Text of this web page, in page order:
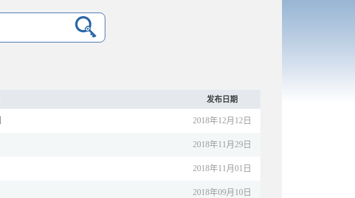
发布日期
2018年12月12日
2018年11月29日
2018年11月01日
2018年09月10日